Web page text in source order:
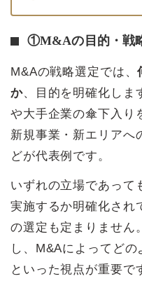
①M&Aの目的・戦
M&Aの戦略選定では、
か、目的を明確化しま
や大手企業の傘下入り
新規事業・新エリアへ
どが代表例です。
いずれの立場であって
実施するか明確化され
の選定も定まりません
し、M&Aによってど
といった視点が重要で